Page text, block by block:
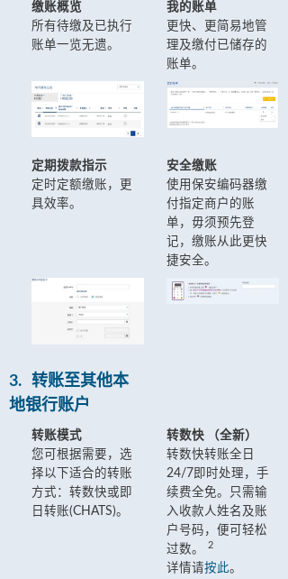
缴账概览
所有待缴及已执行
账单一览无遗。
我的账单
更快、更简易地管
理及缴付已储存的
账单。
定期拨款指示
定时定额缴账，更
具效率。
安全缴账
使用保安编码器缴
付指定商户的账
单，毋须预先登
记，缴账从此更快
捷安全。
3.
转账至其他本
地银行账户
转账模式
您可根据需要，选
择以下适合的转账
方式：转数快或即
日转账(CHATS)。
转数快 （全新）
转数快转账全日
24/7即时处理，手
续费全免。只需输
入收款人姓名及账
户号码，便可轻松
过数。
2
详情请按此。